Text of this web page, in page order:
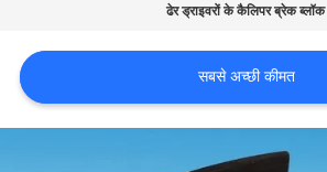
उद्धरण
की
ढेर ड्राइवरों के कैलिपर ब्रेक ब्लॉक
सबसे अच्छी कीमत